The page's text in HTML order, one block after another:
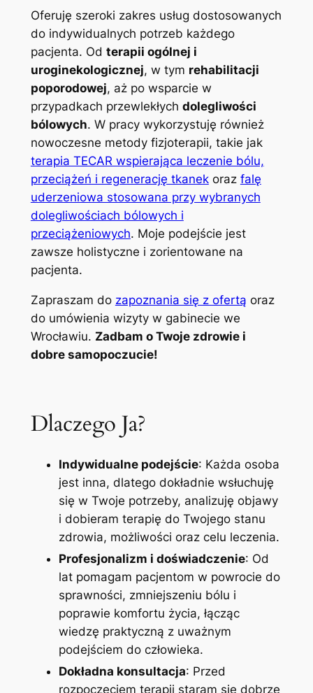
Oferuję szeroki zakres usług dostosowanych
do indywidualnych potrzeb każdego
pacjenta. Od terapii ogólnej i
uroginekologicznej, w tym rehabilitacji
poporodowej, aż po wsparcie w
przypadkach przewlekłych dolegliwości
bólowych. W pracy wykorzystuję również
nowoczesne metody fizjoterapii, takie jak
terapia TECAR wspierająca leczenie bólu,
przeciążeń i regenerację tkanekoraz falę
uderzeniowa stosowana przy wybranych
dolegliwościach bólowych i
przeciążeniowych. Moje podejście jest
zawsze holistyczne i zorientowane na
pacjenta.
Zapraszam do zapoznania się z ofertą oraz
do umówienia wizyty w gabinecie we
Wrocławiu. Zadbam o Twoje zdrowie i
dobre samopoczucie!
Dlaczego Ja?
Indywidualne podejście: Każda osoba
jest inna, dlatego dokładnie wsłuchuję
się w Twoje potrzeby, analizuję objawy
i dobieram terapię do Twojego stanu
zdrowia, możliwości oraz celu leczenia.
Profesjonalizm i doświadczenie: Od
lat pomagam pacjentom w powrocie do
sprawności, zmniejszeniu bólu i
poprawie komfortu życia, łącząc
wiedzę praktyczną z uważnym
podejściem do człowieka.
Dokładna konsultacja: Przed
rozpoczęciem terapii staram się dobrze